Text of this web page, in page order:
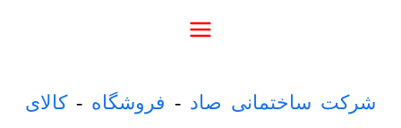
شرکت ساختمانی صاد - فروشگاه -کالای